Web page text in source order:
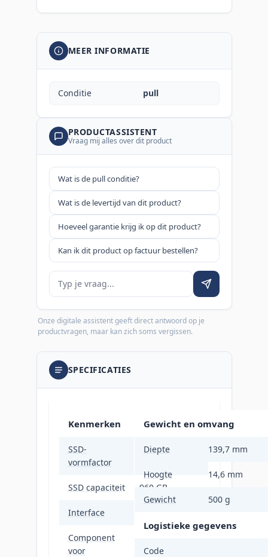
MEER INFORMATIE
Conditie pull
PRODUCTASSISTENT
Vraag mij alles over dit product
Wat is de pull conditie?
Wat is de levertijd van dit product?
Hoeveel garantie krijg ik op dit product?
Kan ik dit product op factuur bestellen?
Je vraag
Onze digitale assistent geeft direct antwoord op je
productvragen, maar kan zich soms vergissen.
SPECIFICATIES
Kenmerken
SSD-
vormfactor
2.5"
SSD capaciteit 960 GB
Interface
Component
voor
Gewicht en omvang
Diepte 139,7 mm
Hoogte 14,6 mm
Gewicht 500 g
Logistieke gegevens
Code